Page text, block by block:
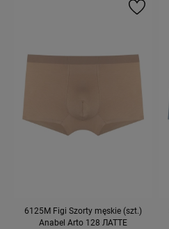
6125М Figi Szorty męskie (szt.)
Anabel Arto 128 ЛАТТЕ